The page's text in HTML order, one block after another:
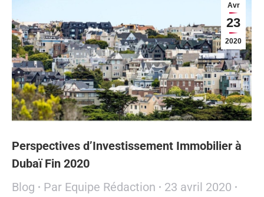
Avr
23
2020
Perspectives d’Investissement Immobilier à
Dubaï Fin 2020
Blog
Par Equipe Rédaction
23 avril 2020